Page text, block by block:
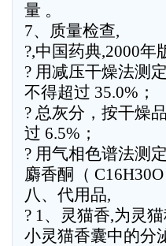
量 。
7、质量检查,
?,中国药典,2000年
? 用减压干燥法测
不得超过 35.0%；
? 总灰分，按干燥
过 6.5%；
? 用气相色谱法测
麝香酮（
八、代用品,
? 1、灵猫香,为灵
小灵猫香囊中的分